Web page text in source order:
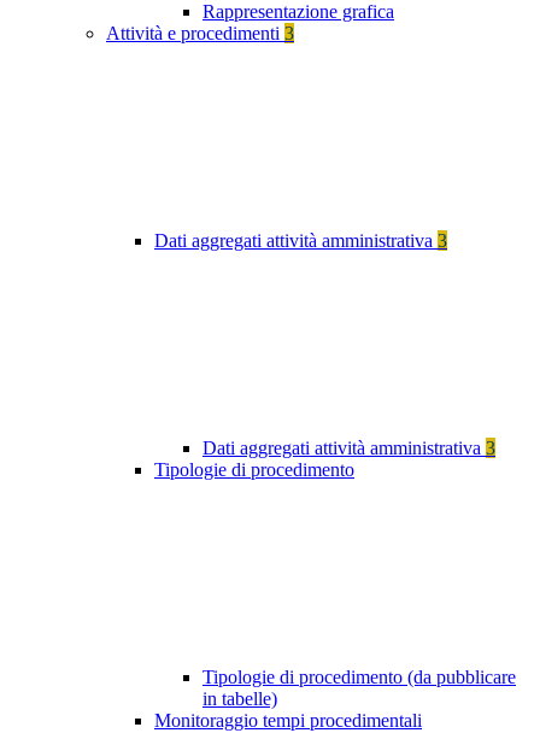
Rappresentazione grafica
Attività e procedimenti 3
Dati aggregati attività amministrativa 3
Dati aggregati attività amministrativa 3
Tipologie di procedimento
Tipologie di procedimento (da pubblicare
in tabelle)
Monitoraggio tempi procedimentali